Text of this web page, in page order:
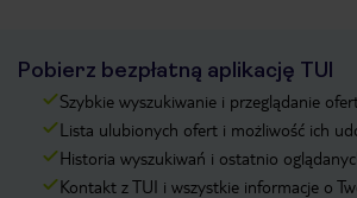
Pobierz bezpłatną aplikację TUI
Szybkie wyszukiwanie i przeglądanie
Lista ulubionych ofert i możliwość ich
Historia wyszukiwań i ostatnio
Kontakt z TUI i wszystkie informacje o